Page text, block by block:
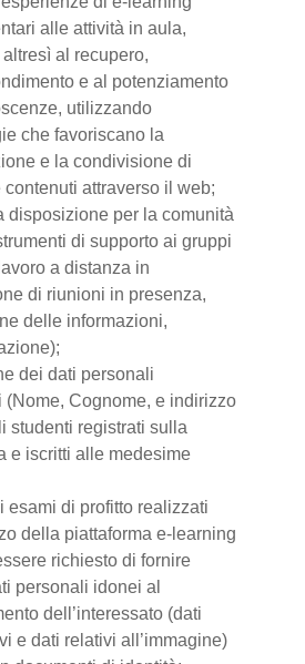
alle attività in aula,
al recupero,
e al potenziamento
utilizzando
che favoriscano la
e la condivisione di
contenuti attraverso il web;
disposizione per la comunità
di supporto ai gruppi
a distanza in
di riunioni in presenza,
delle informazioni,
dei dati personali
(Nome, Cognome, e indirizzo
studenti registrati sulla
e iscritti alle medesime
esami di profitto realizzati
della piattaforma e-learning
richiesto di fornire
personali idonei al
dell’interessato (dati
e dati relativi all’immagine)